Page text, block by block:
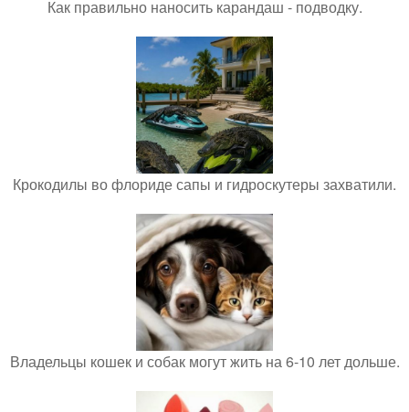
Как правильно наносить карандаш - подводку.
Крокодилы во флориде сапы и гидроскутеры захватили.
Владельцы кошек и собак могут жить на 6-10 лет дольше.